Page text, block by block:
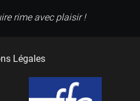
rime avec plaisir !
Légales